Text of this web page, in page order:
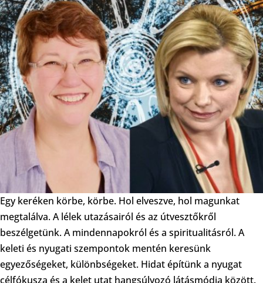
Egy keréken körbe, körbe. Hol elveszve, hol magunkat
megtalálva. A lélek utazásairól és az útvesztőkről
beszélgetünk. A mindennapokról és a spiritualitásról. A
keleti és nyugati szempontok mentén keresünk
egyezőségeket, különbségeket. Hidat építünk a nyugat
célfókusza és a kelet utat hangsúlyozó látásmódja között.